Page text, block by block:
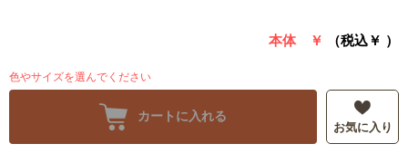
本体 ￥ （税込￥ ）
色やサイズを選んでください
カートに入れる
お気に入り